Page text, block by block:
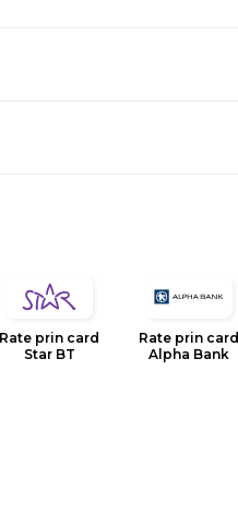
Rate prin card
Star BT
Rate prin card
Alpha Bank